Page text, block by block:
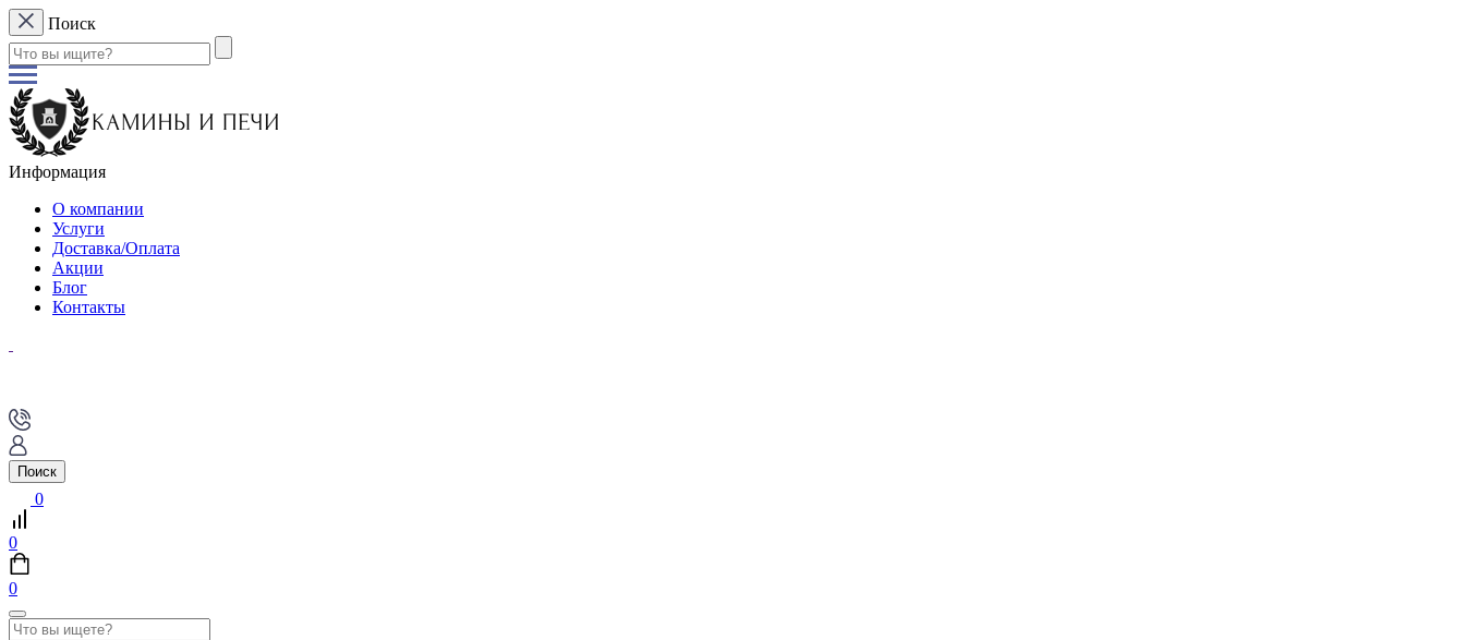
Поиск
Информация
О компании
Услуги
Доставка/Оплата
Акции
Блог
Контакты
Поиск
0
0
0